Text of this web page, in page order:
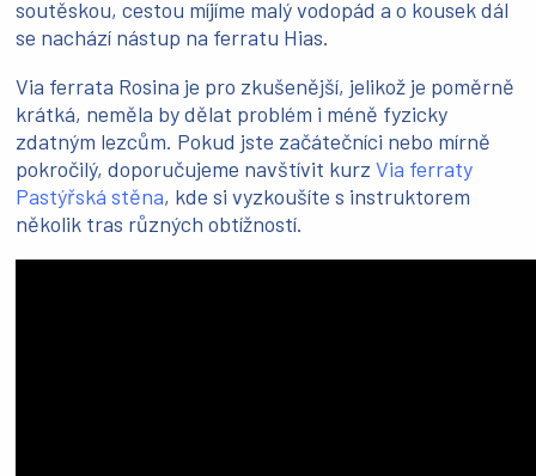
soutěskou, cestou míjíme malý vodopád a o kousek dál
se nachází nástup na ferratu Hias.
Via ferrata Rosina je pro zkušenější, jelikož je poměrně
krátká, neměla by dělat problém i méně fyzicky
zdatným lezcům. Pokud jste začátečníci nebo mírně
pokročilý, doporučujeme navštívit kurz Via ferraty
Pastýřská stěna, kde si vyzkoušíte s instruktorem
několik tras různých obtížností.